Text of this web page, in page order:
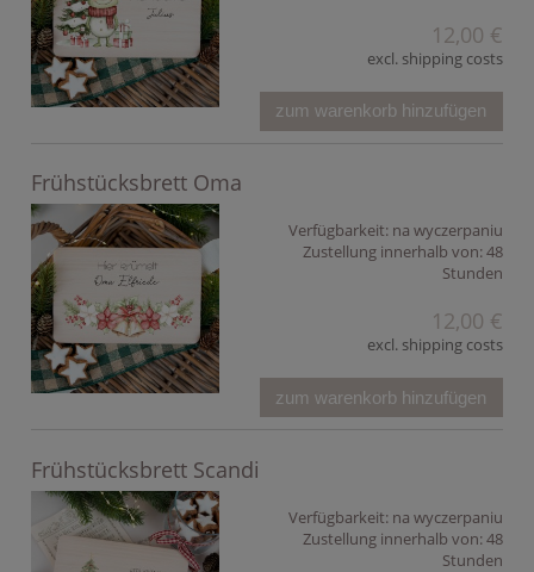
12,00 €
excl. shipping costs
zum warenkorb hinzufügen
Frühstücksbrett Oma
Verfügbarkeit: na wyczerpaniu
Zustellung innerhalb von:48
Stunden
12,00 €
excl. shipping costs
zum warenkorb hinzufügen
Frühstücksbrett Scandi
Verfügbarkeit: na wyczerpaniu
Zustellung innerhalb von:48
Stunden